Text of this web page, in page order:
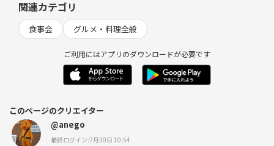
関連カテゴリ
食事会 グルメ・料理全般
ご利用にはアプリのダウンロードが必要です
このページのクリエイター
@anego
最終ログイン:7月30日 10:54